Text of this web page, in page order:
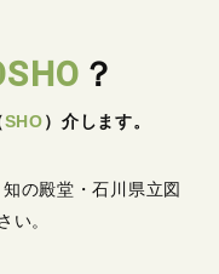
？
SHO） 介します。
知の殿堂・石川県立図
い。